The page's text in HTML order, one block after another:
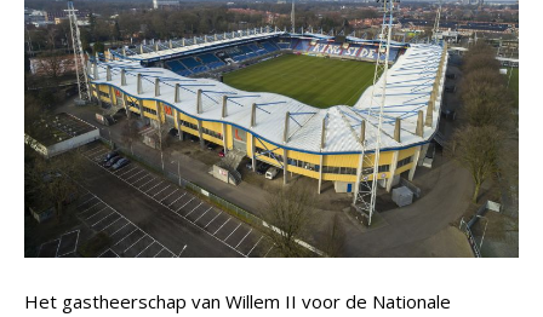
Het gastheerschap van Willem II voor de Nationale